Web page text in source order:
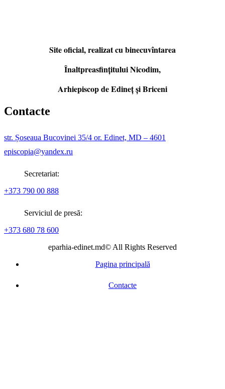
Site oficial, realizat cu binecuvîntarea
Înaltpreasfințitului Nicodim,
Arhiepiscop de Edineţ şi Briceni
Contacte
str. Șoseaua Bucovinei 35/4 or. Edinet, MD – 4601
episcopia@yandex.ru
Secretariat:
+373 790 00 888
Serviciul de presă:
+373 680 78 600
eparhia-edinet.md© All Rights Reserved
Pagina principală
Contacte